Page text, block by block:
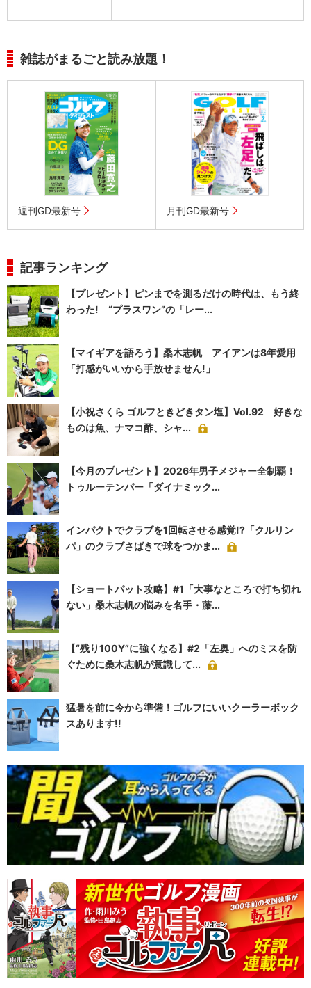
雑誌がまるごと読み放題！
週刊GD最新号 月刊GD最新号
記事ランキング
【プレゼント】ピンまでを測るだけの時代は、もう終
わった! “プラスワン”の「レー...
【マイギアを語ろう】桑木志帆 アイアンは8年愛用
「打感がいいから手放せません!」
【小祝さくら ゴルフときどきタン塩】Vol.92 好きな
ものは魚、ナマコ酢、シャ...
【今月のプレゼント】2026年男子メジャー全制覇！
トゥルーテンパー「ダイナミック...
インパクトでクラブを1回転させる感覚!?「クルリン
パ」のクラブさばきで球をつかま...
【ショートパット攻略】#1「大事なところで打ち切れ
ない」桑木志帆の悩みを名手・藤...
【“残り100Y”に強くなる】#2「左奥」へのミスを防
ぐために桑木志帆が意識して...
猛暑を前に今から準備！ゴルフにいいクーラーボック
スあります!!